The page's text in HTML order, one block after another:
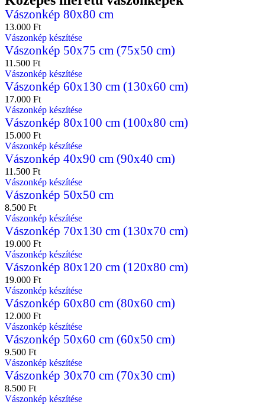
Vászonkép 80x80 cm
13.000 Ft
Vászonkép készítése
Vászonkép 50x75 cm (75x50 cm)
11.500 Ft
Vászonkép készítése
Vászonkép 60x130 cm (130x60 cm)
17.000 Ft
Vászonkép készítése
Vászonkép 80x100 cm (100x80 cm)
15.000 Ft
Vászonkép készítése
Vászonkép 40x90 cm (90x40 cm)
11.500 Ft
Vászonkép készítése
Vászonkép 50x50 cm
8.500 Ft
Vászonkép készítése
Vászonkép 70x130 cm (130x70 cm)
19.000 Ft
Vászonkép készítése
Vászonkép 80x120 cm (120x80 cm)
19.000 Ft
Vászonkép készítése
Vászonkép 60x80 cm (80x60 cm)
12.000 Ft
Vászonkép készítése
Vászonkép 50x60 cm (60x50 cm)
9.500 Ft
Vászonkép készítése
Vászonkép 30x70 cm (70x30 cm)
8.500 Ft
Vászonkép készítése